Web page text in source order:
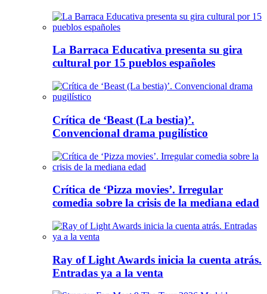
La Barraca Educativa presenta su gira
cultural por 15 pueblos españoles
Crítica de ‘Beast (La bestia)’.
Convencional drama pugilístico
Crítica de ‘Pizza movies’. Irregular
comedia sobre la crisis de la mediana edad
Ray of Light Awards inicia la cuenta atrás.
Entradas ya a la venta